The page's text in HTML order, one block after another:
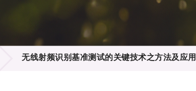
供应商登记
项目资料库
多媒体
出版刊物
无线射频识别基准测试的关键技术之方法及应用